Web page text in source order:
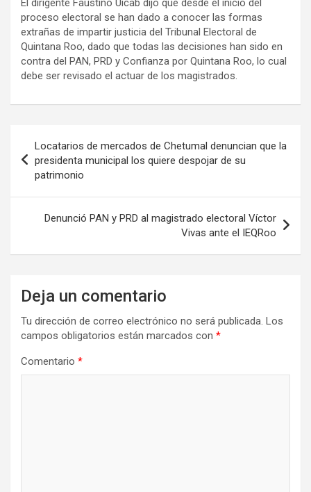
El dirigente Faustino Uicab dijo que desde el inicio del
proceso electoral se han dado a conocer las formas
extrañas de impartir justicia del Tribunal Electoral de
Quintana Roo, dado que todas las decisiones han sido en
contra del PAN, PRD y Confianza por Quintana Roo, lo cual
debe ser revisado el actuar de los magistrados.
de
entradas
Locatarios de mercados de Chetumal denuncian que la
presidenta municipal los quiere despojar de su
patrimonio
Denunció PAN y PRD al magistrado electoral Víctor
Vivas ante el IEQRoo
Deja un comentario
Tu dirección de correo electrónico no será publicada. Los
campos obligatorios están marcados con *
Comentario *